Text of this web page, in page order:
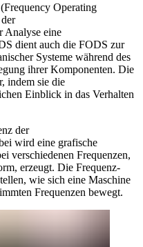
Operating
Analyse eine
dient auch die FODS zur
Systeme während des
ihrer Komponenten. Die
indem sie die
Einblick in das Verhalten
der
wird eine grafische
verschiedenen Frequenzen,
erzeugt. Die Frequenz-
wie sich eine Maschine
Frequenzen bewegt.